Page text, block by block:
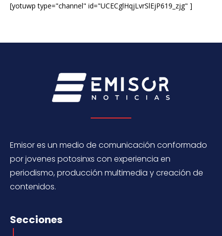
[yotuwp type="channel" id="UCECglHqjLvrSlEjP619_zjg" ]
Emisor es un medio de comunicación conformado
por jovenes potosinxs con experiencia en
periodismo, producción multimedia y creación de
contenidos.
Secciones